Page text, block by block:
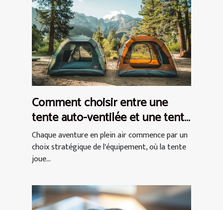
Comment choisir entre une
tente auto-ventilée et une tente
à air captif
Chaque aventure en plein air commence par un
choix stratégique de l'équipement, où la tente
joue...